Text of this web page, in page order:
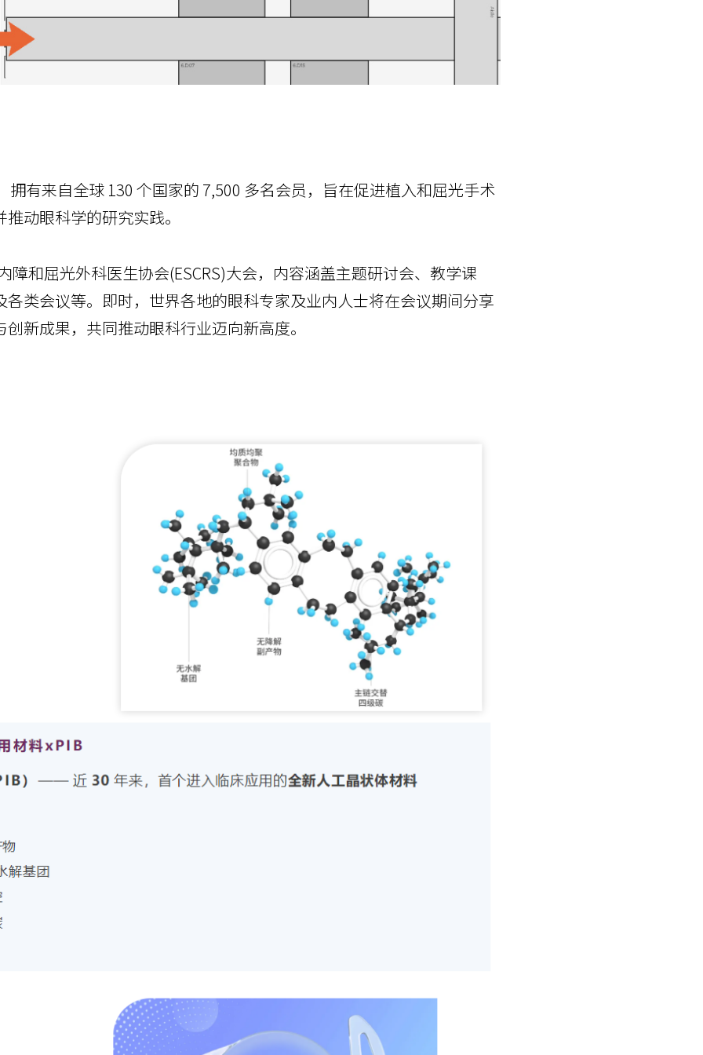
拥有来自全球 130 个国家的 7,500 多名会员，旨在促进植入和屈光手术
动眼科学的研究实践。
障和屈光外科医生协会(ESCRS)大会，内容涵盖主题研讨会、教学课
类会议等。即时，世界各地的眼科专家及业内人士将在会议期间分享
新成果，共同推动眼科行业迈向新高度。